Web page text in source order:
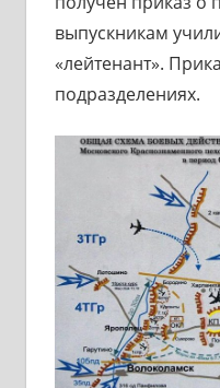
выпускникам
«лейтенант».
подразделениях.